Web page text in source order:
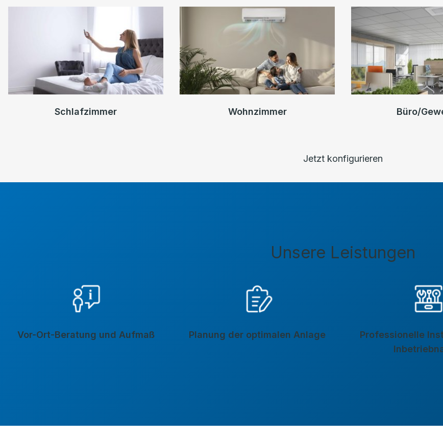
Schlafzimmer Wohnzimmer Büro/
Jetzt konfigurieren
Unsere Leistungen
Vor-Ort-Beratung und Aufmaß Planung der optimalen Anlage
Professionelle